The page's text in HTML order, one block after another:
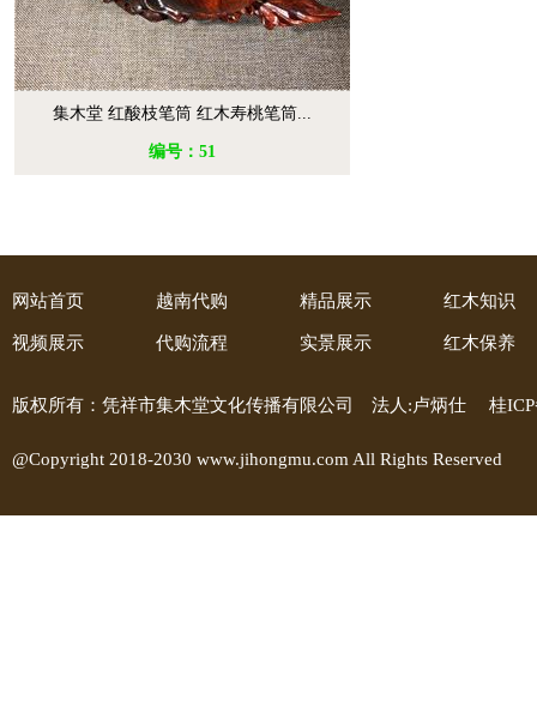
集木堂 红酸枝笔筒 红木寿桃笔筒...
编号：51
网站首页 越南代购 精品展示 红木知识
视频展示 代购流程 实景展示 红木保养
版权所有：凭祥市集木堂文化传播有限公司 法人:卢炳仕 桂
@Copyright 2018-2030 www.jihongmu.com All Rights Reserved